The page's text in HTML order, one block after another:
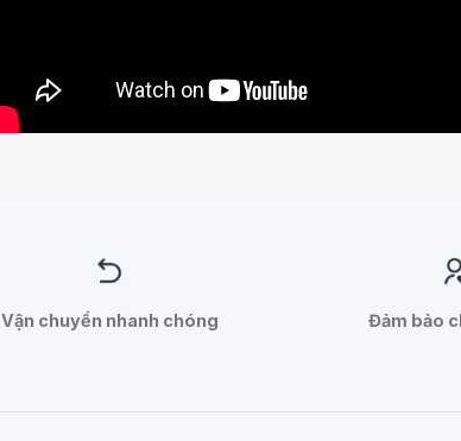
Vận chuyển nhanh chóng Đảm bảo